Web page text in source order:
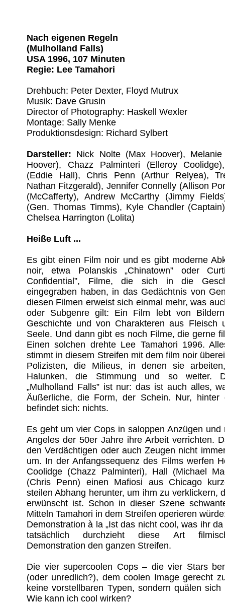
Nach eigenen Regeln
(Mulholland Falls)
USA 1996, 107 Minuten
Regie: Lee Tamahori
Drehbuch: Peter Dexter, Floyd Mutrux
Musik: Dave Grusin
Director of Photography: Haskell Wexler
Montage: Sally Menke
Produktionsdesign: Richard Sylbert
Darsteller: Nick Nolte (Max Hoover),
Hoover), Chazz Palminteri (Elleroy
(Eddie Hall), Chris Penn (Arthur Relyea),
Nathan Fitzgerald), Jennifer Connelly (Allison
(McCafferty), Andrew McCarthy (Jimmy
(Gen. Thomas Timms), Kyle Chandler
Chelsea Harrington (Lolita)
Heiße Luft ...
Es gibt einen Film noir und es gibt moderne
noir, etwa Polanskis „Chinatown” oder
Confidential”, Filme, die sich in die
eingegraben haben, in das Gedächtnis von
diesen Filmen erweist sich einmal mehr, was
oder Subgenre gilt: Ein Film lebt von
Geschichte und von Charakteren aus Fleisch
Seele. Und dann gibt es noch Filme, die gerne
Einen solchen drehte Lee Tamahori 1996.
stimmt in diesem Streifen mit dem film noir
Polizisten, die Milieus, in denen sie
Halunken, die Stimmung und so weiter.
„Mulholland Falls” ist nur: das ist auch alles,
Äußerliche, die Form, der Schein. Nur, hinter
befindet sich: nichts.
Es geht um vier Cops in saloppen Anzügen
Angeles der 50er Jahre ihre Arbeit verrichten.
den Verdächtigen oder auch Zeugen nicht
um. In der Anfangssequenz des Films werfen
Coolidge (Chazz Palminteri), Hall (Michael
(Chris Penn) einen Mafiosi aus Chicago
steilen Abhang herunter, um ihm zu verklickern,
erwünscht ist. Schon in dieser Szene
Mitteln Tamahori in dem Streifen operieren
Demonstration à la „Ist das nicht cool, was ihr
tatsächlich durchzieht diese Art
Demonstration den ganzen Streifen.
Die vier supercoolen Cops – die vier Stars
(oder unredlich?), dem coolen Image gerecht
keine vorstellbaren Typen, sondern quälen
Wie kann ich cool wirken?